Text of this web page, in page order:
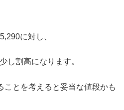
に対し、
し割高になります。
ことを考えると妥当な値段かも